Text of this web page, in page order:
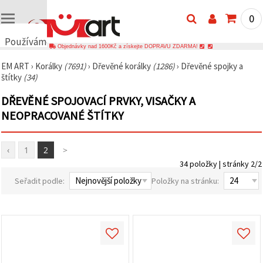
Používáme
🍪
Používáme
podobné
technologie,
abychom
fungování
webu,
při jeho
0
Objednávky nad 1600Kč a získejte DOPRAVU ZDARMA!
EM ART › Korálky (7691)› Dřevěné korálky (1286)› Dřevěné spojky a
štítky (34)
DŘEVĚNÉ SPOJOVACÍ PRVKY, VISAČKY A
NEOPRACOVANÉ ŠTÍTKY
‹ 1 2 >
34 položky | stránky 2/2
Seřadit podle:
Položky na stránku: